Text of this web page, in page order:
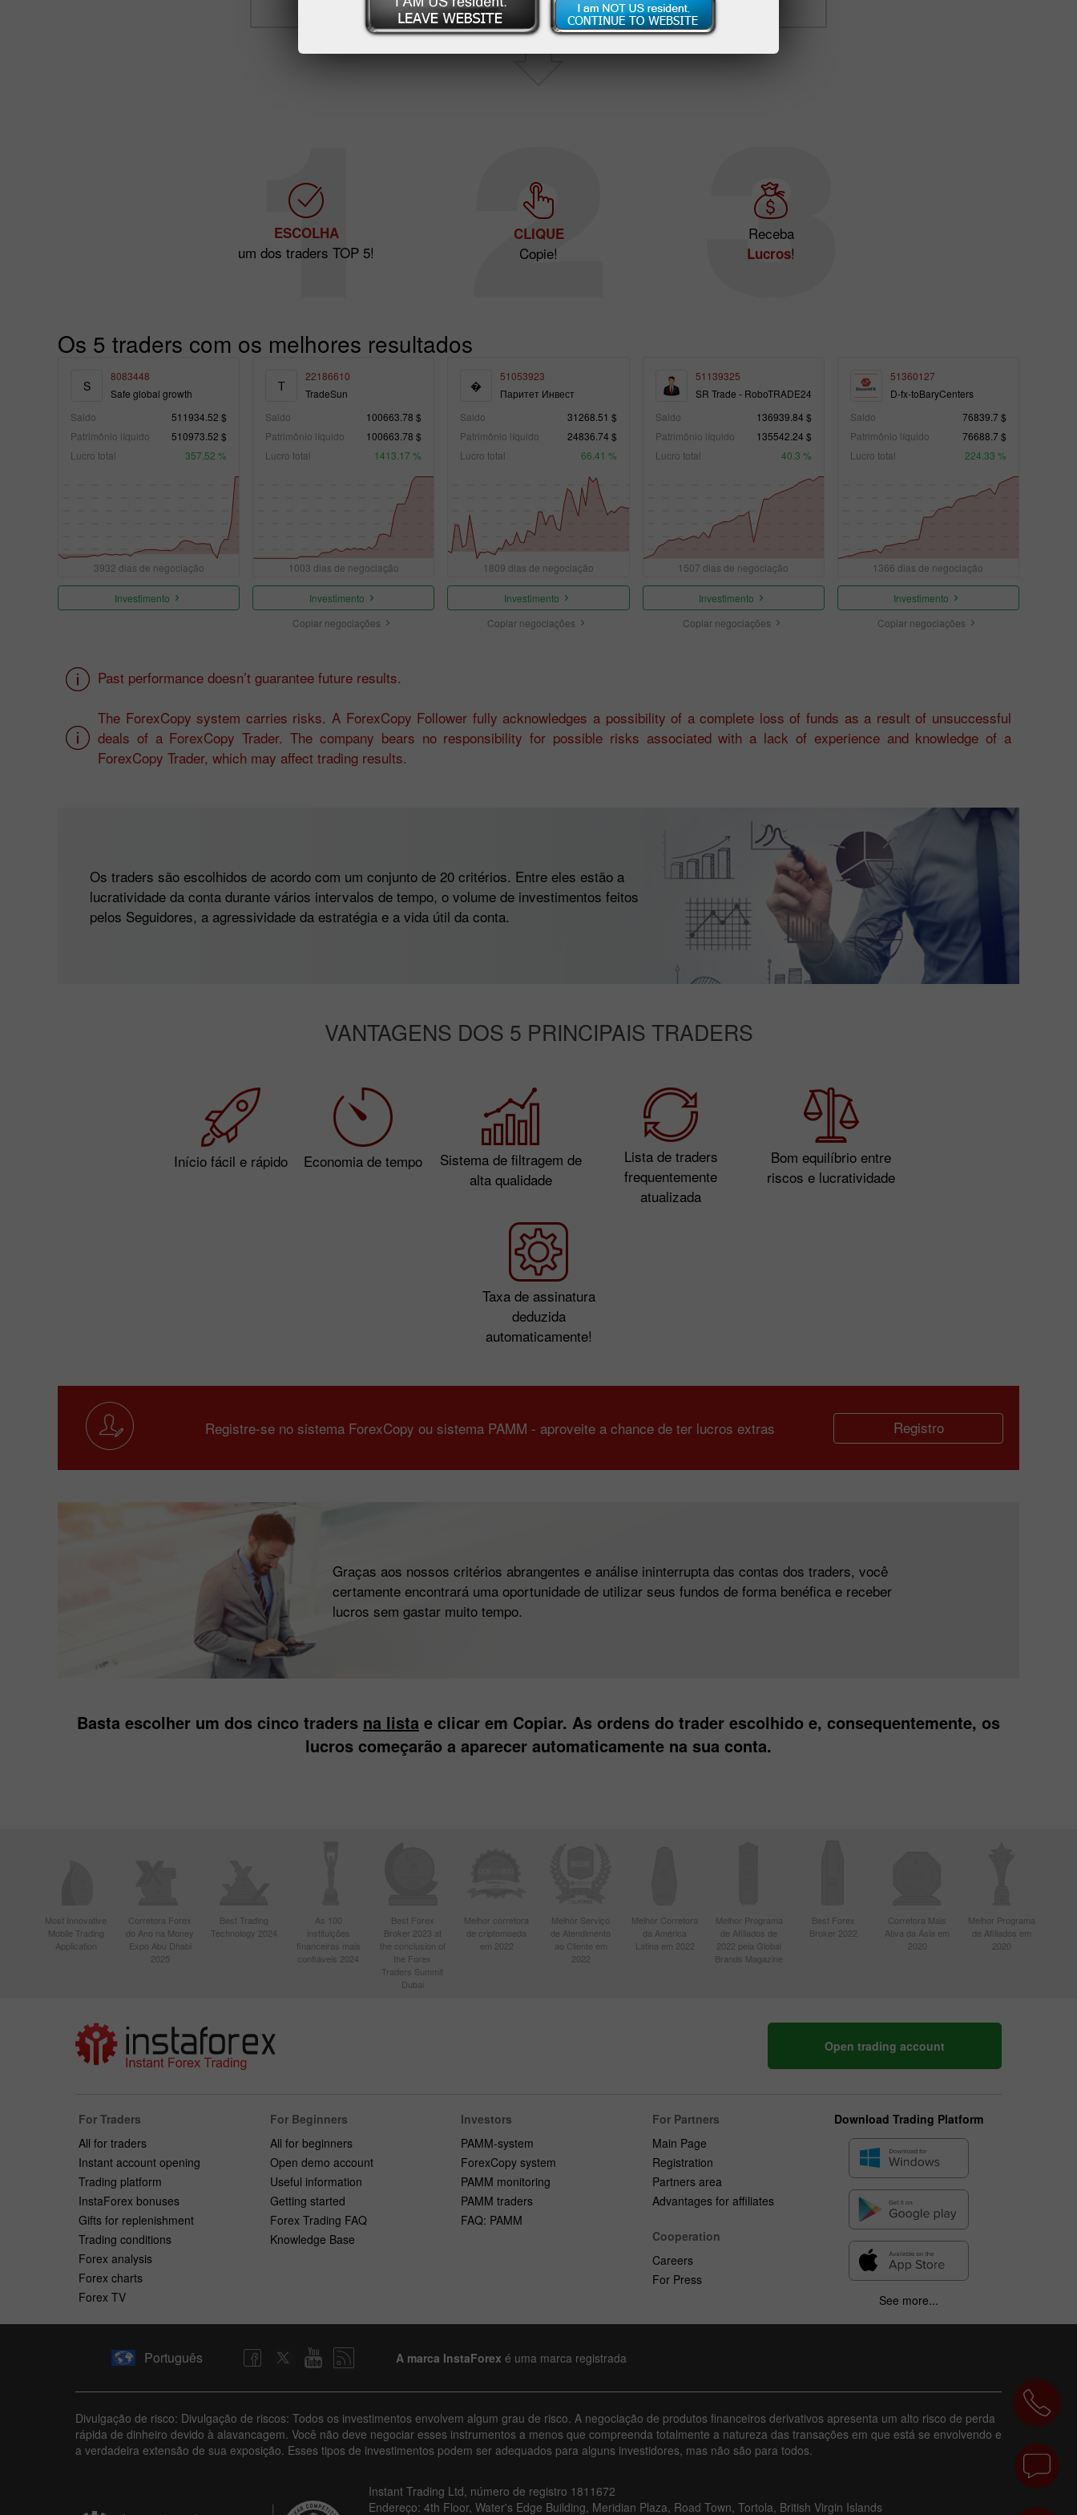
ESCOLHA
um dos traders TOP 5!
CLIQUE
Copie!
Receba
Lucros!
Os 5 traders com os melhores resultados
S
8083448
Safe global growth
Saldo
511934.52 $
Patrimônio líquido
510973.52 $
Lucro total
357.52 %
3932 dias de negociação
Investimento
T
22186610
TradeSun
Saldo
100663.78 $
Patrimônio líquido
100663.78 $
Lucro total
1413.17 %
1003 dias de negociação
Investimento
Copiar negociações
�
51053923
Паритет Инвест
Saldo
31268.51 $
Patrimônio líquido
24836.74 $
Lucro total
66.41 %
1809 dias de negociação
Investimento
Copiar negociações
51139325
SR Trade - RoboTRADE24
Saldo
136939.84 $
Patrimônio líquido
135542.24 $
Lucro total
40.3 %
1507 dias de negociação
Investimento
Copiar negociações
51360127
D-fx-toBaryCenters
Saldo
76839.7 $
Patrimônio líquido
76688.7 $
Lucro total
224.33 %
1366 dias de negociação
Investimento
Copiar negociações
Past performance doesn’t guarantee future results.
The ForexCopy system carries risks. A ForexCopy Follower fully acknowledges a possibility of a complete loss of funds as a result of unsuccessful
deals of a ForexCopy Trader. The company bears no responsibility for possible risks associated with a lack of experience and knowledge of a
ForexCopy Trader, which may affect trading results.
Os traders são escolhidos de acordo com um conjunto de 20 critérios. Entre eles estão a
lucratividade da conta durante vários intervalos de tempo, o volume de investimentos feitos
pelos Seguidores, a agressividade da estratégia e a vida útil da conta.
VANTAGENS DOS 5 PRINCIPAIS TRADERS
Início fácil e rápido Economia de tempo
Sistema de filtragem de
alta qualidade
Lista de traders
frequentemente
atualizada
Bom equilíbrio entre
riscos e lucratividade
Taxa de assinatura
deduzida
automaticamente!
Registre-se no sistema ForexCopy ou sistema PAMM - aproveite a chance de ter lucros extras Registro
Graças aos nossos critérios abrangentes e análise ininterrupta das contas dos traders, você
certamente encontrará uma oportunidade de utilizar seus fundos de forma benéfica e receber
lucros sem gastar muito tempo.
Basta escolher um dos cinco traders na lista e clicar em Copiar. As ordens do trader escolhido e, consequentemente, os
lucros começarão a aparecer automaticamente na sua conta.
Most Innovative
Mobile Trading
Application
Corretora Forex
do Ano na Money
Expo Abu Dhabi
2025
Best Trading
Technology 2024
As 100
instituições
financeiras mais
confiáveis 2024
Best Forex
Broker 2023 at
the conclusion of
the Forex
Traders Summit
Dubai
Melhor corretora
de criptomoeda
em 2022
Melhor Serviço
de Atendimento
ao Cliente em
2022
Melhor Corretora
da América
Latina em 2022
Melhor Programa
de Afiliados de
2022 pela Global
Brands Magazine
Best Forex
Broker 2022
Corretora Mais
Ativa da Ásia em
2020
Melhor Programa
de Afiliados em
2020
Open trading account
For Traders
All for traders
Instant account opening
Trading platform
InstaForex bonuses
Gifts for replenishment
Trading conditions
Forex analysis
Forex charts
Forex TV
For Beginners
All for beginners
Open demo account
Useful information
Getting started
Forex Trading FAQ
Knowledge Base
Investors
PAMM-system
ForexCopy system
PAMM monitoring
PAMM traders
FAQ: PAMM
For Partners
Main Page
Registration
Partners area
Advantages for affiliates
Cooperation
Careers
For Press
Download Trading Platform
See more...
Português A marca InstaForex é uma marca registrada
Divulgação de risco: Divulgação de riscos: Todos os investimentos envolvem algum grau de risco. A negociação de produtos financeiros derivativos apresenta um alto risco de perda
rápida de dinheiro devido à alavancagem. Você não deve negociar esses instrumentos a menos que compreenda totalmente a natureza das transações em que está se envolvendo e
a verdadeira extensão de sua exposição. Esses tipos de investimentos podem ser adequados para alguns investidores, mas não são para todos.
Instant Trading Ltd, número de registro 1811672
Endereço: 4th Floor, Water's Edge Building, Meridian Plaza, Road Town, Tortola, British Virgin Islands